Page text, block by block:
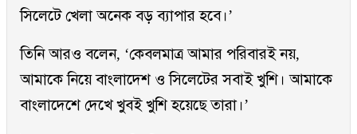
সিলেটে খেলা অনেক বড় ব্যাপার হবে।’
তিনি আরও বলেন, ‘কেবলমাত্র আমার পরিবারই নয়,
আমাকে নিয়ে বাংলাদেশ ও সিলেটের সবাই খুশি। আমাকে
বাংলাদেশে দেখে খুবই খুশি হয়েছে তারা।’